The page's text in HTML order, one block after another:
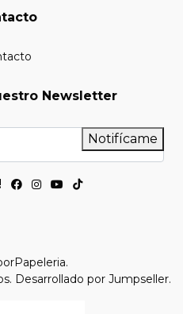
Newsletter
Notifícame
Desarrollado por Jumpseller.